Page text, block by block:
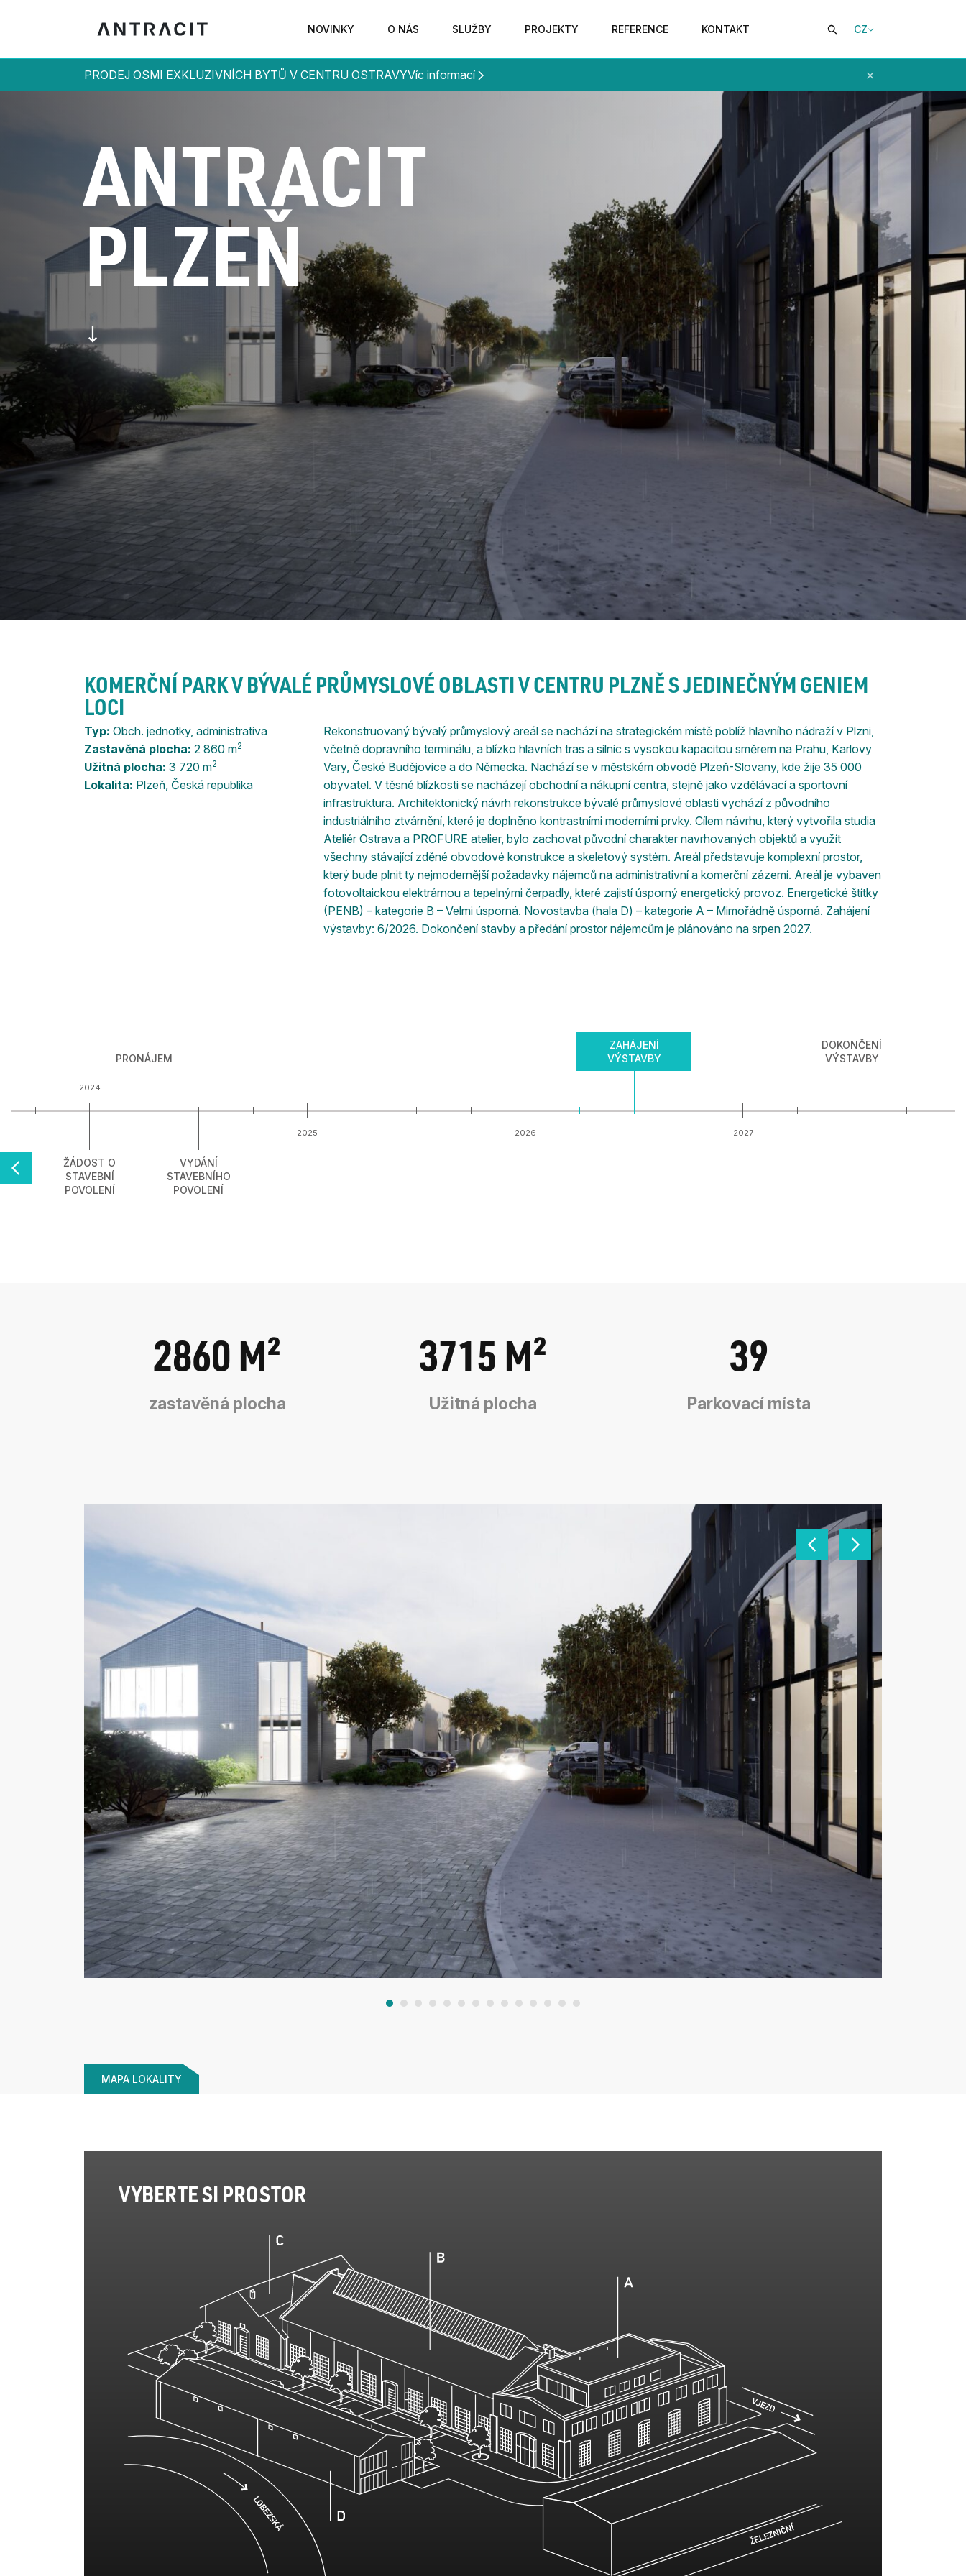
NOVINKY O NÁS SLUŽBY PROJEKTY REFERENCE KONTAKT CZ
PRODEJ OSMI EXKLUZIVNÍCH BYTŮ V CENTRU OSTRAVYVíc informací ✕
ANTRACIT
PLZEŇ
KOMERČNÍ PARK V BÝVALÉ PRŮMYSLOVÉ OBLASTI V CENTRU PLZNĚ S JEDINEČNÝM GENIEM
LOCI
Typ: Obch. jednotky, administrativa
Zastavěná plocha: 2 860 m2
Užitná plocha: 3 720 m2
Lokalita: Plzeň, Česká republika
Rekonstruovaný bývalý průmyslový areál se nachází na strategickém místě poblíž hlavního nádraží v Plzni,
včetně dopravního terminálu, a blízko hlavních tras a silnic s vysokou kapacitou směrem na Prahu, Karlovy
Vary, České Budějovice a do Německa. Nachází se v městském obvodě Plzeň-Slovany, kde žije 35 000
obyvatel. V těsné blízkosti se nacházejí obchodní a nákupní centra, stejně jako vzdělávací a sportovní
infrastruktura. Architektonický návrh rekonstrukce bývalé průmyslové oblasti vychází z původního
industriálního ztvárnění, které je doplněno kontrastními moderními prvky. Cílem návrhu, který vytvořila studia
Ateliér Ostrava a PROFURE atelier, bylo zachovat původní charakter navrhovaných objektů a využít
všechny stávající zděné obvodové konstrukce a skeletový systém. Areál představuje komplexní prostor,
který bude plnit ty nejmodernější požadavky nájemců na administrativní a komerční zázemí. Areál je vybaven
fotovoltaickou elektrárnou a tepelnými čerpadly, které zajistí úsporný energetický provoz. Energetické štítky
(PENB) – kategorie B – Velmi úsporná. Novostavba (hala D) – kategorie A – Mimořádně úsporná. Zahájení
výstavby: 6/2026. Dokončení stavby a předání prostor nájemcům je plánováno na srpen 2027.
ŽÁDOST O
STAVEBNÍ
POVOLENÍ
2024
PRONÁJEM
VYDÁNÍ
STAVEBNÍHO
POVOLENÍ
2025 2026
ZAHÁJENÍ
VÝSTAVBY
2027
DOKONČENÍ
VÝSTAVBY
2860 M²
zastavěná plocha
3715 M²
Užitná plocha
39
Parkovací místa
MAPA LOKALITY
VYBERTE SI PROSTOR